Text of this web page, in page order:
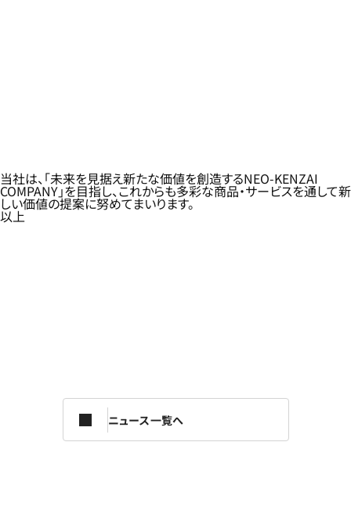
当社は、「未来を見据え新たな価値を創造するNEO-KENZAI
COMPANY」を目指し、これからも多彩な商品・サービスを通して新
しい価値の提案に努めてまいります。
以上
ニュース一覧へ